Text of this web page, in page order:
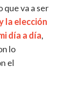
que va a ser
la elección
día a día,
lo
el